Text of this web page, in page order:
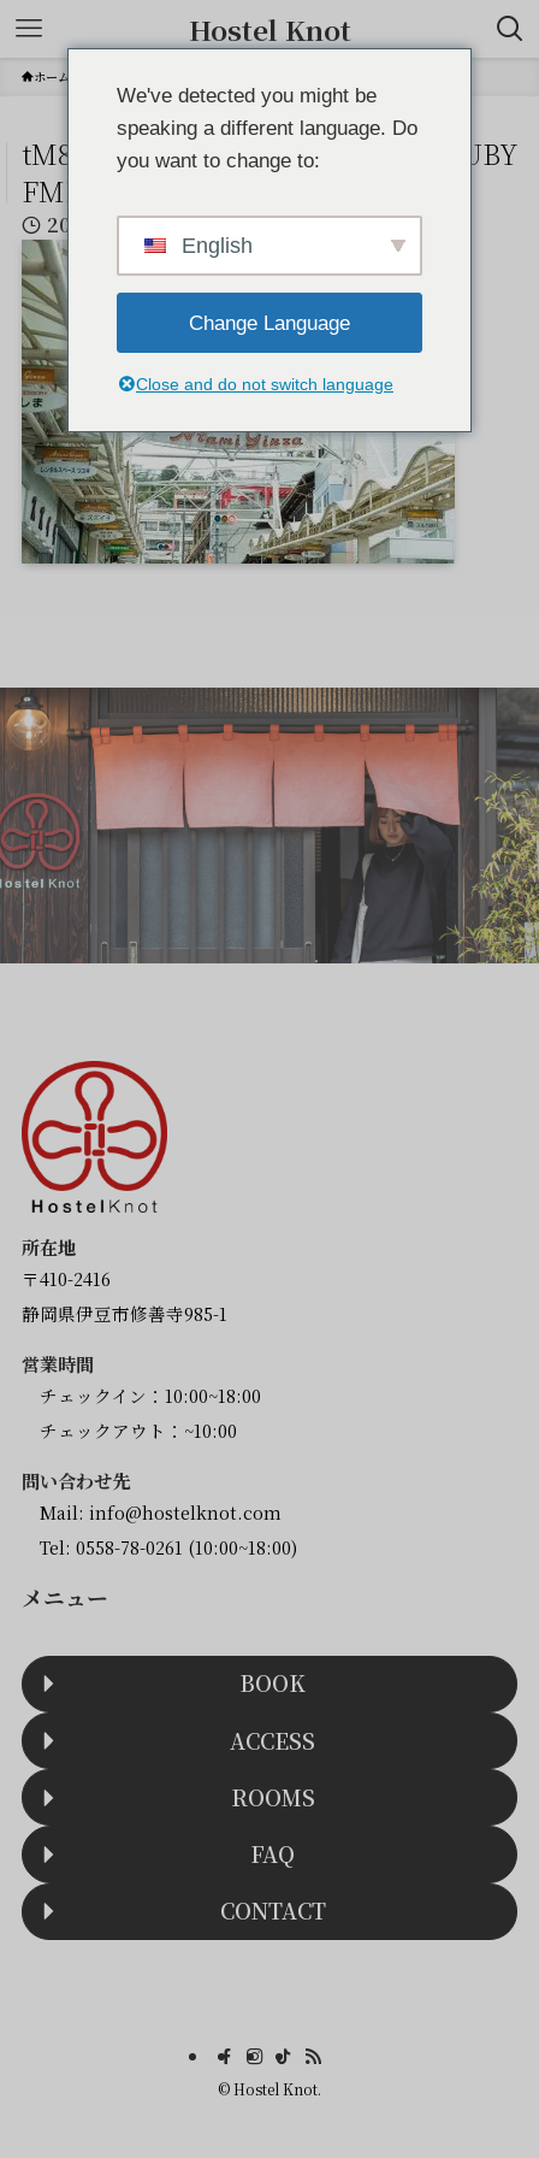
Hostel Knot
ホーム
tM8jdmQErGczTiyaCCBMc3HkujbUBY
FMBhLaDRHB
2023年4月19日
所在地
〒410-2416
静岡県伊豆市修善寺985-1
営業時間
チェックイン：10:00~18:00
チェックアウト：~10:00
問い合わせ先
Mail: info@hostelknot.com
Tel: 0558-78-0261 (10:00~18:00)
メニュー
BOOK
ACCESS
ROOMS
FAQ
CONTACT
©Hostel Knot.
We've detected you might be
speaking a different language. Do
you want to change to:
English
Change Language
Close and do not switch language